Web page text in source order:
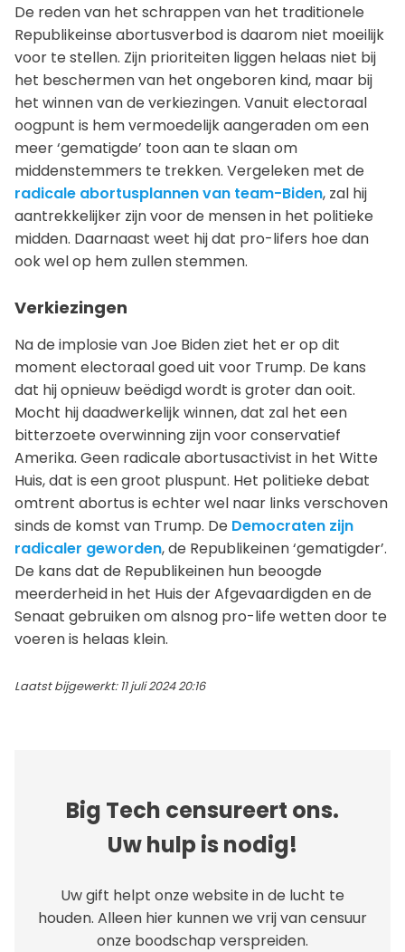
De reden van het schrappen van het traditionele
Republikeinse abortusverbod is daarom niet moeilijk
voor te stellen. Zijn prioriteiten liggen helaas niet bij
het beschermen van het ongeboren kind, maar bij
het winnen van de verkiezingen. Vanuit electoraal
oogpunt is hem vermoedelijk aangeraden om een
meer ‘gematigde’ toon aan te slaan om
middenstemmers te trekken. Vergeleken met de
radicale abortusplannen van team-Biden, zal hij
aantrekkelijker zijn voor de mensen in het politieke
midden. Daarnaast weet hij dat pro-lifers hoe dan
ook wel op hem zullen stemmen.
Verkiezingen
Na de implosie van Joe Biden ziet het er op dit
moment electoraal goed uit voor Trump. De kans
dat hij opnieuw beëdigd wordt is groter dan ooit.
Mocht hij daadwerkelijk winnen, dat zal het een
bitterzoete overwinning zijn voor conservatief
Amerika. Geen radicale abortusactivist in het Witte
Huis, dat is een groot pluspunt. Het politieke debat
omtrent abortus is echter wel naar links verschoven
sinds de komst van Trump. De Democraten zijn
radicaler geworden, de Republikeinen ‘gematigder’.
De kans dat de Republikeinen hun beoogde
meerderheid in het Huis der Afgevaardigden en de
Senaat gebruiken om alsnog pro-life wetten door te
voeren is helaas klein.
Laatst bijgewerkt: 11 juli 2024 20:16
Big Tech censureert ons.
Uw hulp is nodig!
Uw gift helpt onze website in de lucht te
houden. Alleen hier kunnen we vrij van censuur
onze boodschap verspreiden.